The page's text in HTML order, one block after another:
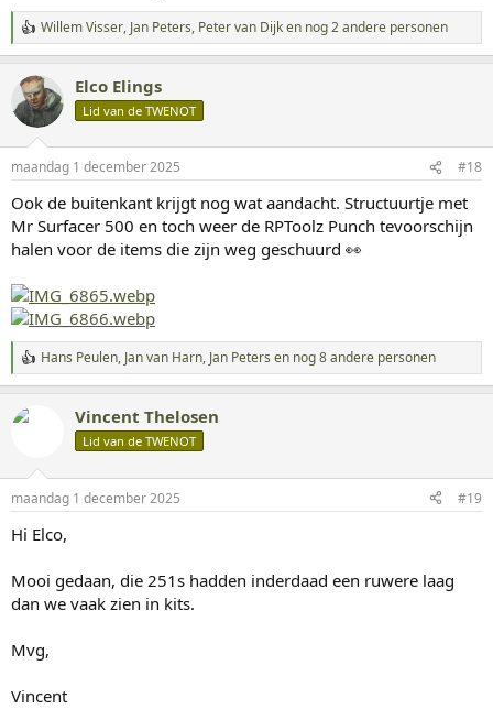
W
a
r
d
e
n
e
n
:
Willem Visser, Jan Peters, Peter van Dijken nog 2 andere personen
Elco Elings
Lid van de TWENOT
maandag 1 december 2025 #18
Ook de buitenkant krijgt nog wat aandacht. Structuurtje met
Mr Surfacer 500 en toch weer de RPToolz Punch tevoorschijn
halen voor de items die zijn weg geschuurd 👀
W
a
r
n
e
:
Hans Peulen, Jan van Harn, Jan Peters en nog 8 andere personen
Vincent Thelosen
Lid van de TWENOT
maandag 1 december 2025 #19
Hi Elco,
Mooi gedaan, die 251s hadden inderdaad een ruwere laag
dan we vaak zien in kits.
Mvg,
Vincent